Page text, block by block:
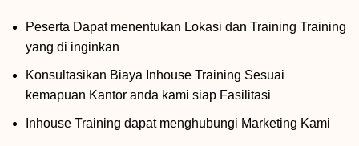
Peserta Dapat menentukan Lokasi dan Training Training
yang di inginkan
Konsultasikan Biaya Inhouse Training Sesuai
kemapuan Kantor anda kami siap Fasilitasi
Inhouse Training dapat menghubungi Marketing Kami